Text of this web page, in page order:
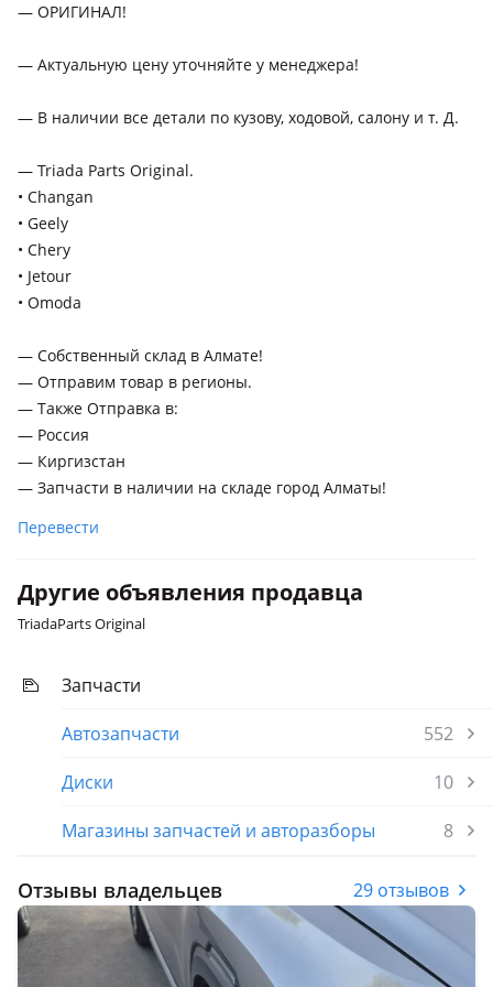
поколение, 2019 - 2021 1 поколение, 2021 - 2022 1
2024 - н.в. 1 поколение
— ОРИГИНАЛ!
— Актуальную цену уточняйте у менеджера!
— В наличии все детали по кузову, ходовой, салону и т. Д.
— Triada Parts Original.
• Changan
• Geely
• Chery
• Jetour
• Omoda
— Собственный склад в Алмате!
— Отправим товар в регионы.
— Также Отправка в:
— Россия
— Киргизстан
— Запчасти в наличии на складе город Алматы!
Перевести
Другие объявления продавца
TriadaParts Original
Запчасти
Автозапчасти
552
Диски
10
Магазины запчастей и авторазборы
8
Отзывы владельцев 29 отзывов